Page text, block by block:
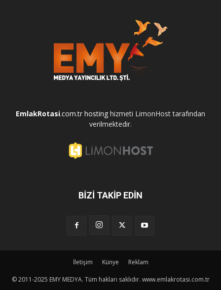
EmlakRotasi.com.tr hosting hizmeti LimonHost tarafından
verilmektedir.
BİZİ TAKİP EDİN
İletişim Künye Reklam
© 2011-2025 EMY MEDYA. Tüm hakları saklıdır. www.emlakrotasi.com.tr